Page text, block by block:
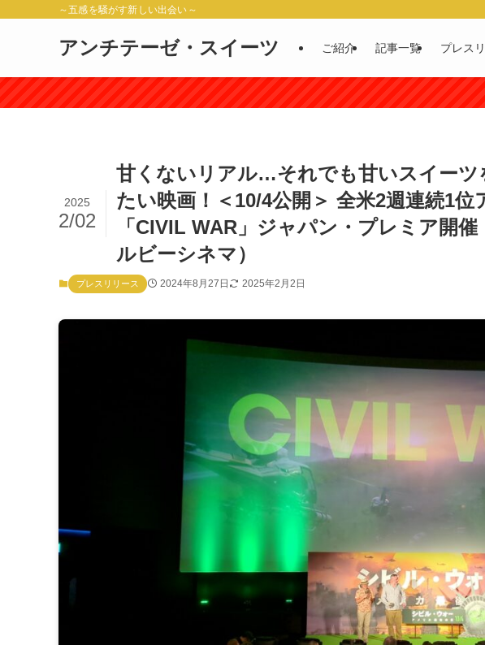
～五感を騒がす新しい出会い～
アンチテーゼ・スイーツ ご紹介 記事一覧 プレス
※毎月
甘くないリアル…それでも甘いスイーツ
たい映画！＜10/4公開＞ 全米2週連続1
「CIVIL WAR」ジャパン・プレミア開
ルビーシネマ）
2025
2/02
プレスリリース 2024年8月27日 2025年2月2日